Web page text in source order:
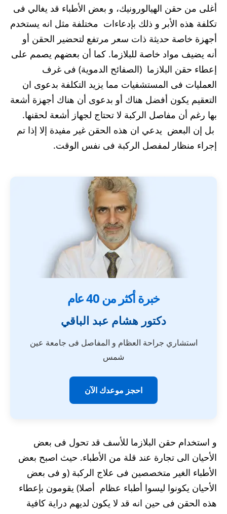
أغلى من حقن الهيالورونيك، و بعض الأطباء قد يغالي فى
تكلفة هذه الأبر و ذلك بإدعاءات مختلفة مثل انه يستخدم
أجهزة خاصة حديثة ذات سعر مرتفع لتحضير الحقن أو
أنه يضيف مواد خاصة للبلازما. كما أن بعضهم يصمم على
إعطاء حقن البلازما (الصفائح الدموية) فى غرف
العمليات فى المستشفيات مما يزيد التكلفة بدعوى ان
التعقيم يكون أفضل هناك أو بدعوى أن هناك أجهزة أشعة
بها رغم أن مفاصل الركبة لا تحتاج لجهاز أشعة لحقنها.
بل إن البعض يدعي ان هذه الحقن غير مفيدة إلا إذا تم
إجراء منظار لمفصل الركبة فى نفس الوقت.
خبرة أكثر من 40 عام
دكتور هشام عبد الباقي
استشاري جراحة العظام و المفاصل فى جامعة عين
شمس
احجز موعدك الآن
و استخدام حقن البلازما للأسف قد تحول فى بعض
الأحيان الى تجارة عند قلة من الأطباء. حيث اصبح بعض
الأطباء الغير متخصصين فى علاج الركبة (و فى بعض
الأحيان يكونوا ليسوا أطباء عظام أصلا) يقومون بإعطاء
هذه الحقن فى حين انه قد لا يكون لديهم دراية كافية